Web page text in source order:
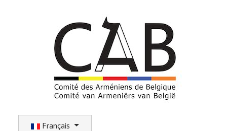
Français